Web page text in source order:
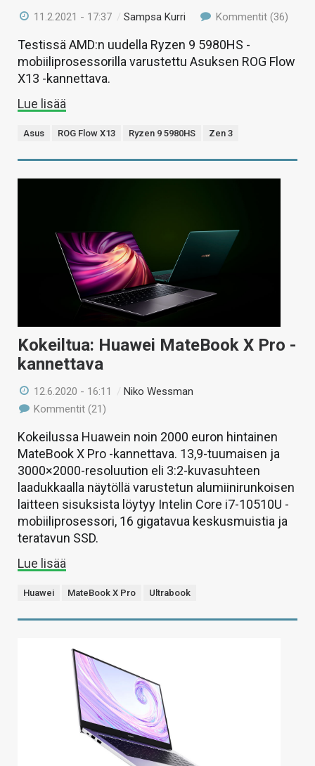
11.2.2021 - 17:37 /Sampsa Kurri Kommentit (36)
Testissä AMD:n uudella Ryzen 9 5980HS -
mobiiliprosessorilla varustettu Asuksen ROG Flow
X13 -kannettava.
Lue lisää
Asus ROG Flow X13 Ryzen 9 5980HS Zen 3
Kokeiltua: Huawei MateBook X Pro -
kannettava
12.6.2020 - 16:11 / Niko Wessman
Kommentit (21)
Kokeilussa Huawein noin 2000 euron hintainen
MateBook X Pro -kannettava. 13,9-tuumaisen ja
3000×2000-resoluution eli 3:2-kuvasuhteen
laadukkaalla näytöllä varustetun alumiinirunkoisen
laitteen sisuksista löytyy Intelin Core i7-10510U -
mobiiliprosessori, 16 gigatavua keskusmuistia ja
teratavun SSD.
Lue lisää
Huawei MateBook X Pro Ultrabook